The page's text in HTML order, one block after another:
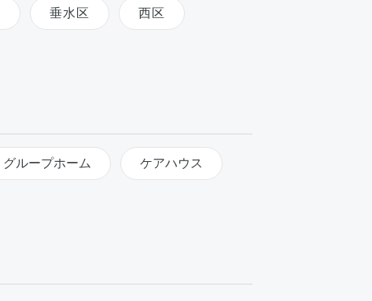
垂水区 西区
グループホーム ケアハウス